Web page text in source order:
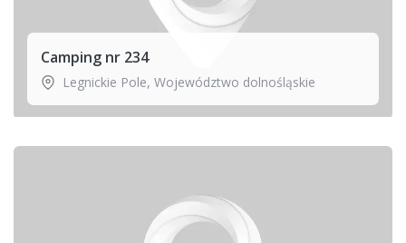
Camping nr 234
Legnickie Pole, Województwo dolnośląskie